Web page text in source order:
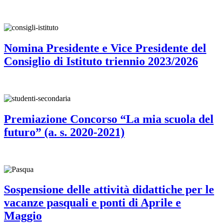
Nomina Presidente e Vice Presidente del
Consiglio di Istituto triennio 2023/2026
Premiazione Concorso “La mia scuola del
futuro” (a. s. 2020-2021)
Sospensione delle attività didattiche per le
vacanze pasquali e ponti di Aprile e
Maggio